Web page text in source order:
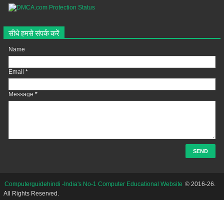
सीधे हमसे संपर्क करें
Name
Email *
Message *
Computerguidehindi -India's No-1 Computer Educational Website © 2016-26.
All Rights Reserved.